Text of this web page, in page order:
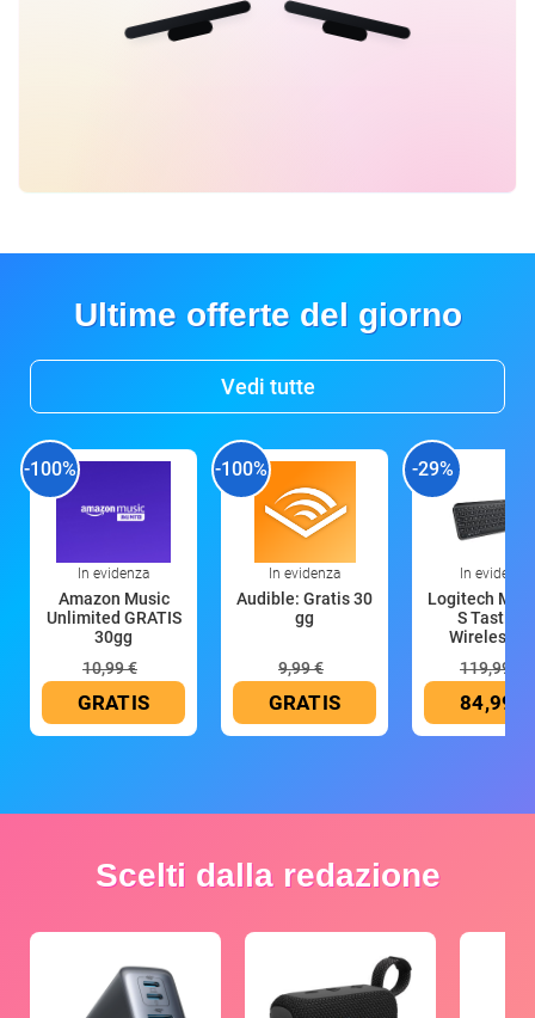
Ultime offerte del giorno
Vedi tutte
-100%
In evidenza
Amazon Music
Unlimited GRATIS
30gg
10,99 €
GRATIS
-100%
In evidenza
Audible: Gratis 30
gg
9,99 €
GRATIS
-29%
In evidenza
Logitech MX
S Tastiera
Wireless
119,99 €
84,99 €
Scelti dalla redazione